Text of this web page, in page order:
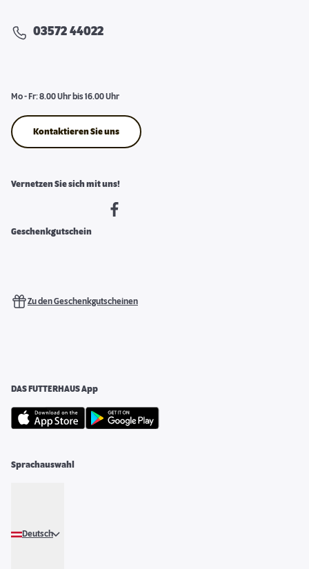
03572 44022
Mo - Fr: 8.00 Uhr bis 16.00 Uhr
Kontaktieren Sie uns
Vernetzen Sie sich mit uns!
Geschenkgutschein
Zu den Geschenkgutscheinen
DAS FUTTERHAUS App
Sprachauswahl
Deutsch